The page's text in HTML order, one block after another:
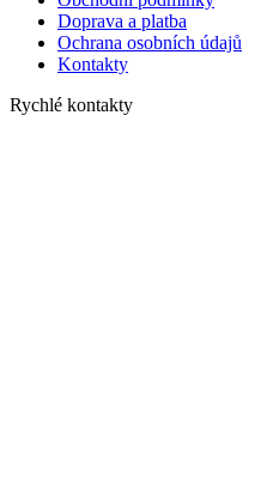
Doprava a platba
Ochrana osobních údajů
Kontakty
Rychlé kontakty